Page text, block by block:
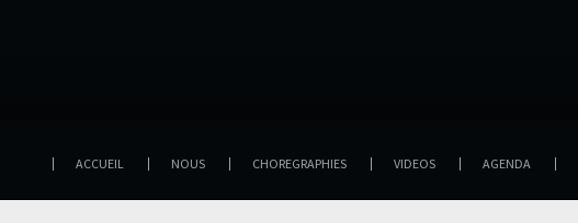
ACCUEIL NOUS CHOREGRAPHIES VIDEOS AGENDA